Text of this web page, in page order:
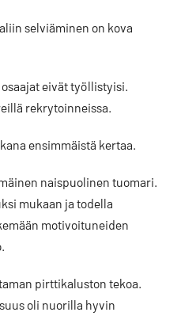
selviäminen on kova
eivät työllistyisi.
rekrytoinneissa.
ensimmäistä kertaa.
naispuolinen tuomari.
mukaan ja todella
motivoituneiden
pirttikaluston tekoa.
oli nuorilla hyvin